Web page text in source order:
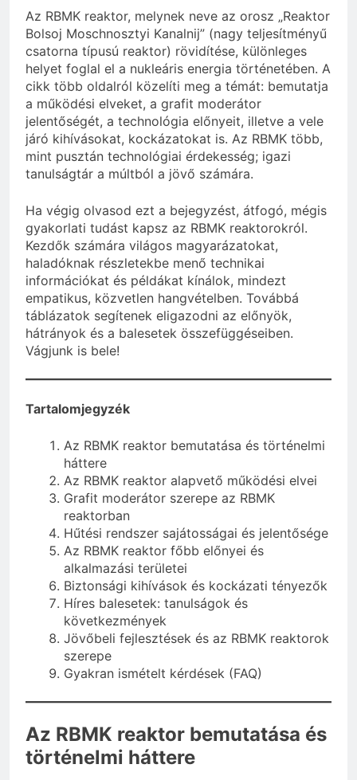
Az RBMK reaktor, melynek neve az orosz „Reaktor
Bolsoj Moschnosztyi Kanalnij” (nagy teljesítményű
csatorna típusú reaktor) rövidítése, különleges
helyet foglal el a nukleáris energia történetében. A
cikk több oldalról közelíti meg a témát: bemutatja
a működési elveket, a grafit moderátor
jelentőségét, a technológia előnyeit, illetve a vele
járó kihívásokat, kockázatokat is. Az RBMK több,
mint pusztán technológiai érdekesség; igazi
tanulságtár a múltból a jövő számára.
Ha végig olvasod ezt a bejegyzést, átfogó, mégis
gyakorlati tudást kapsz az RBMK reaktorokról.
Kezdők számára világos magyarázatokat,
haladóknak részletekbe menő technikai
információkat és példákat kínálok, mindezt
empatikus, közvetlen hangvételben. Továbbá
táblázatok segítenek eligazodni az előnyök,
hátrányok és a balesetek összefüggéseiben.
Vágjunk is bele!
Tartalomjegyzék
Az RBMK reaktor bemutatása és történelmi
háttere
Az RBMK reaktor alapvető működési elvei
Grafit moderátor szerepe az RBMK
reaktorban
Hűtési rendszer sajátosságai és jelentősége
Az RBMK reaktor főbb előnyei és
alkalmazási területei
Biztonsági kihívások és kockázati tényezők
Híres balesetek: tanulságok és
következmények
Jövőbeli fejlesztések és az RBMK reaktorok
szerepe
Gyakran ismételt kérdések (FAQ)
Az RBMK reaktor bemutatása és
történelmi háttere